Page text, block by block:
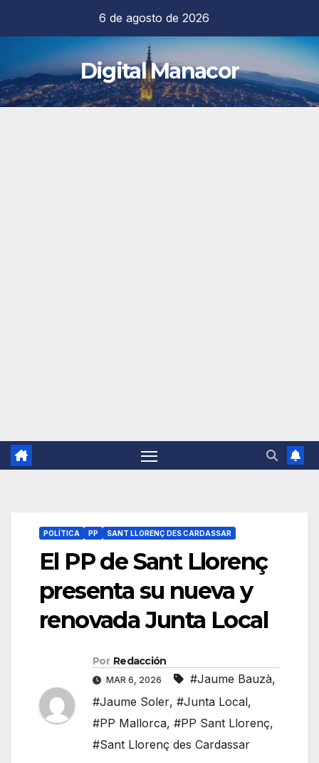
contenido
6 de agosto de 2026
Digital Manacor
POLÍTICA PP SANT LLORENÇ DES CARDASSAR
El PP de Sant Llorenç
presenta su nueva y
renovada Junta Local
Por Redacción
MAR 6, 2026 #Jaume Bauzà,
#Jaume Soler, #Junta Local,
#PP Mallorca, #PP Sant Llorenç,
#Sant Llorenç des Cardassar